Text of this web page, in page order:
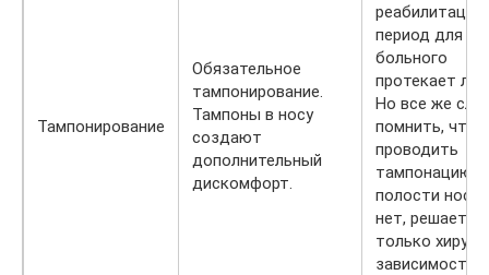
Тампонирование
Обязательное
тампонирование.
Тампоны в носу
создают
дополнительный
дискомфорт.
период для
больного
протекает
Но все же
помнить, что
проводить
тампонацию
полости носа
нет, решает
только хирург
зависимости